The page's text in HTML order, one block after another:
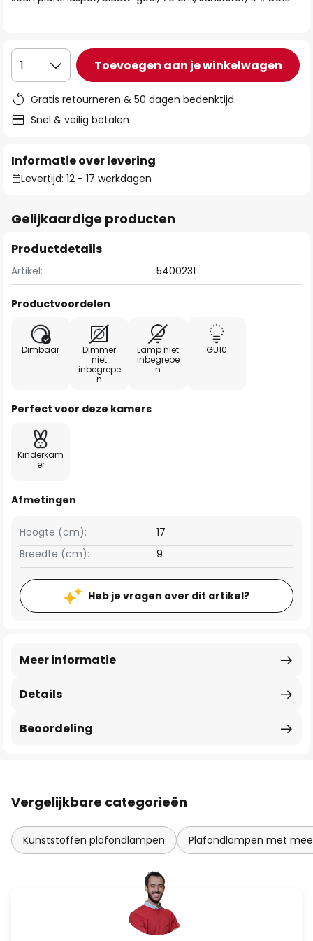
1 Toevoegen aan je winkelwagen
Gratis retourneren & 50 dagen bedenktijd
Snel & veilig betalen
Informatie over levering
Levertijd: 12 - 17 werkdagen
Gelijkaardige producten
Productdetails
Artikel: 5400231
Productvoordelen
Dimbaar
Dimmer
niet
inbegrepe
n
Lamp niet
inbegrepe
n
GU10
Perfect voor deze kamers
Kinderkam
er
Afmetingen
Breedte (cm): 9
Hoogte (cm): 17
Heb je vragen over dit artikel?
Details
Meer informatie
Beoordeling
Vergelijkbare categorieën
Kunststoffen plafondlampen Plafondlampen met